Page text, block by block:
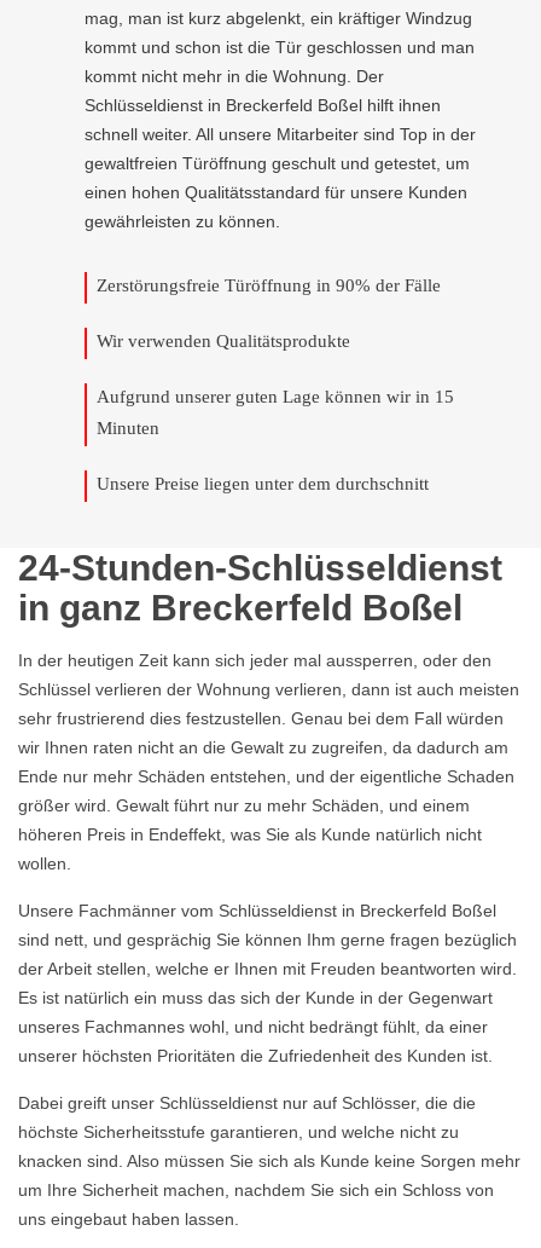
mag, man ist kurz abgelenkt, ein kräftiger Windzug
kommt und schon ist die Tür geschlossen und man
kommt nicht mehr in die Wohnung. Der
Schlüsseldienst in Breckerfeld Boßel hilft ihnen
schnell weiter. All unsere Mitarbeiter sind Top in der
gewaltfreien Türöffnung geschult und getestet, um
einen hohen Qualitätsstandard für unsere Kunden
gewährleisten zu können.
Zerstörungsfreie Türöffnung in 90% der Fälle
Wir verwenden Qualitätsprodukte
Aufgrund unserer guten Lage können wir in 15
Minuten
Unsere Preise liegen unter dem durchschnitt
24-Stunden-Schlüsseldienst
in ganz Breckerfeld Boßel
In der heutigen Zeit kann sich jeder mal aussperren, oder den
Schlüssel verlieren der Wohnung verlieren, dann ist auch meisten
sehr frustrierend dies festzustellen. Genau bei dem Fall würden
wir Ihnen raten nicht an die Gewalt zu zugreifen, da dadurch am
Ende nur mehr Schäden entstehen, und der eigentliche Schaden
größer wird. Gewalt führt nur zu mehr Schäden, und einem
höheren Preis in Endeffekt, was Sie als Kunde natürlich nicht
wollen.
Unsere Fachmänner vom Schlüsseldienst in Breckerfeld Boßel
sind nett, und gesprächig Sie können Ihm gerne fragen bezüglich
der Arbeit stellen, welche er Ihnen mit Freuden beantworten wird.
Es ist natürlich ein muss das sich der Kunde in der Gegenwart
unseres Fachmannes wohl, und nicht bedrängt fühlt, da einer
unserer höchsten Prioritäten die Zufriedenheit des Kunden ist.
Dabei greift unser Schlüsseldienst nur auf Schlösser, die die
höchste Sicherheitsstufe garantieren, und welche nicht zu
knacken sind. Also müssen Sie sich als Kunde keine Sorgen mehr
um Ihre Sicherheit machen, nachdem Sie sich ein Schloss von
uns eingebaut haben lassen.